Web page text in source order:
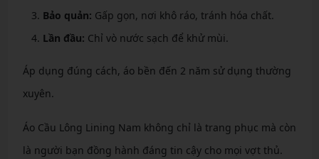
Bảo quản: Gấp gọn, nơi khô ráo, tránh hóa chất.
Lần đầu: Chỉ vò nước sạch để khử mùi.
Áp dụng đúng cách, áo bền đến 2 năm sử dụng thường
xuyên.
Áo Cầu Lông Lining Nam không chỉ là trang phục mà còn
là người bạn đồng hành đáng tin cậy cho mọi vợt thủ.